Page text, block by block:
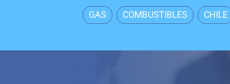
GAS COMBUSTIBLES CHILE